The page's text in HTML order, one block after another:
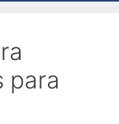
para